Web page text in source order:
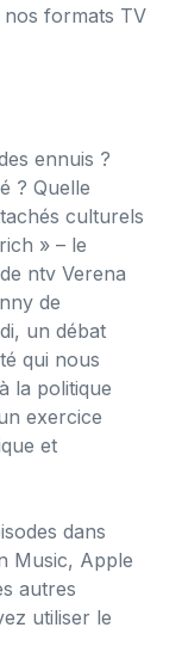
formats TV
ennuis ?
? Quelle
culturels
» – le
ntv Verena
de
un débat
qui nous
la politique
exercice
et
dans
Music, Apple
autres
utiliser le